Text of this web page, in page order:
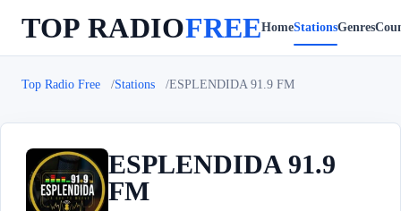
TOP RADIOFREEHomeStationsGenres
Top Radio Free Stations ESPLENDIDA 91.9 FM
E
ESPLENDIDA 91.9
FM